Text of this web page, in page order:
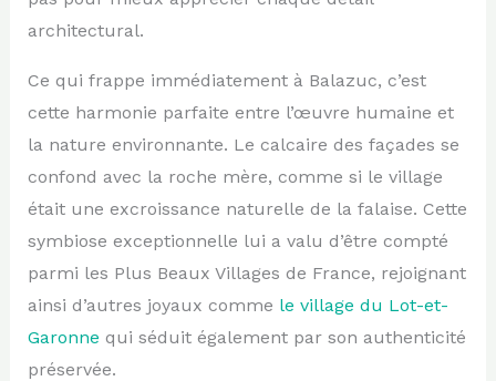
architectural.
Ce qui frappe immédiatement à Balazuc, c’est
cette harmonie parfaite entre l’œuvre humaine et
la nature environnante. Le calcaire des façades se
confond avec la roche mère, comme si le village
était une excroissance naturelle de la falaise. Cette
symbiose exceptionnelle lui a valu d’être compté
parmi les Plus Beaux Villages de France, rejoignant
ainsi d’autres joyaux comme le village du Lot-et-
Garonne qui séduit également par son authenticité
préservée.